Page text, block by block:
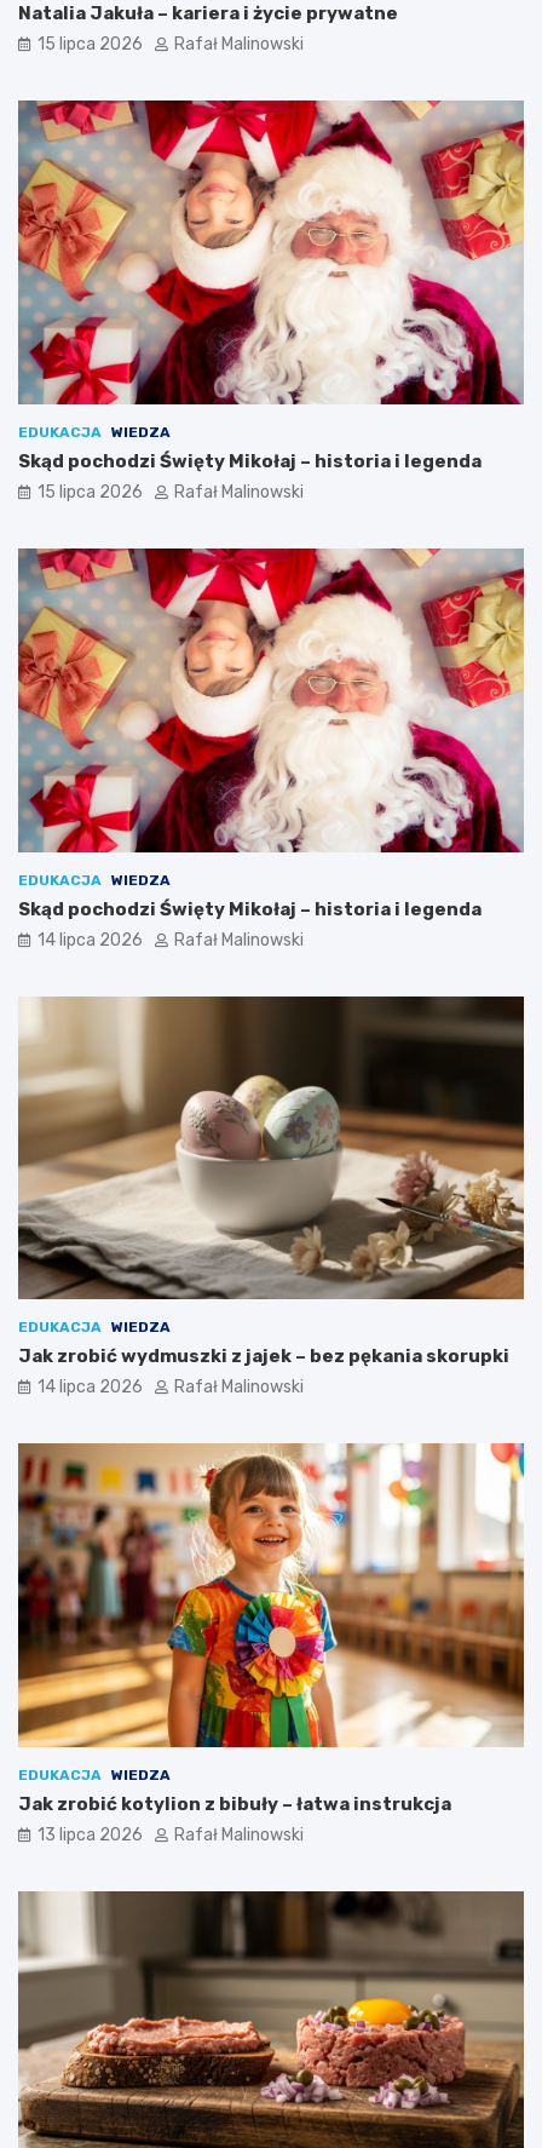
Natalia Jakuła – kariera i życie prywatne
15 lipca 2026 Rafał Malinowski
EDUKACJA WIEDZA
Skąd pochodzi Święty Mikołaj – historia i legenda
15 lipca 2026 Rafał Malinowski
EDUKACJA WIEDZA
Skąd pochodzi Święty Mikołaj – historia i legenda
14 lipca 2026 Rafał Malinowski
EDUKACJA WIEDZA
Jak zrobić wydmuszki z jajek – bez pękania skorupki
14 lipca 2026 Rafał Malinowski
EDUKACJA WIEDZA
Jak zrobić kotylion z bibuły – łatwa instrukcja
13 lipca 2026 Rafał Malinowski